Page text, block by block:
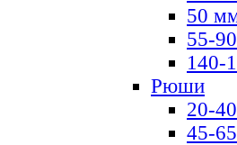
50
55-
140-
Рюши
20-
45-